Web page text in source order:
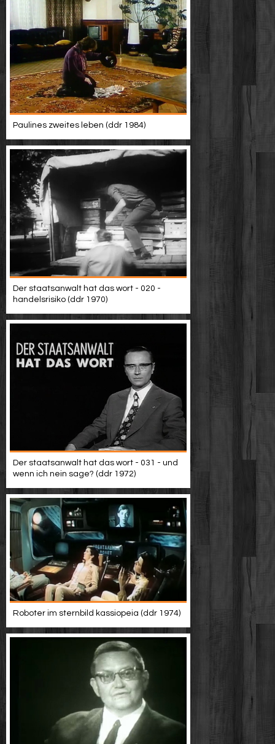
Paulines zweites leben (ddr 1984)
Der staatsanwalt hat das wort - 020 -
handelsrisiko (ddr 1970)
Der staatsanwalt hat das wort - 031 - und
wenn ich nein sage? (ddr 1972)
Roboter im sternbild kassiopeia (ddr 1974)